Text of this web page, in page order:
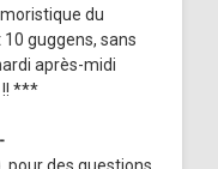
du
guggens, sans
après-midi
!! ***